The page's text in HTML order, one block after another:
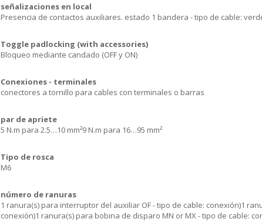
señalizaciones en local
Presencia de contactos auxiliares. estado 1 bandera - tipo de cable:
Toggle padlocking (with accessories)
Bloqueo mediante candado (OFF y ON)
Conexiones - terminales
conectores a tornillo para cables con terminales o barras
par de apriete
5 N.m para 2.5…10 mm²9 N.m para 16…95 mm²
Tipo de rosca
M6
número de ranuras
1 ranura(s) para interruptor del auxiliar OF - tipo de cable: conexión)1
conexión)1 ranura(s) para bobina de disparo MN or MX - tipo de cable: